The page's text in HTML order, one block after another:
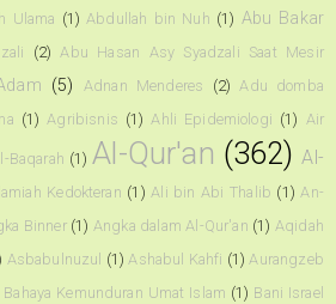
Ulama (1) Abdullah bin Nuh (1) Abu Bakar
(2) Abu Hasan Asy Syadzali Saat Mesir
(5) Adnan Menderes (2) Adu domba
(1) Agribisnis (1) Ahli Epidemiologi (1) Air
Baqarah (1) Al-Qur'an (362) Al-
Kedokteran (1) Ali bin Abi Thalib (1) An-
Binner (1) Angka dalam Al-Qur'an (1) Aqidah
Asbabulnuzul (1) Ashabul Kahfi (1) Aurangzeb
Bahaya Kemunduran Umat Islam (1) Bani Israel